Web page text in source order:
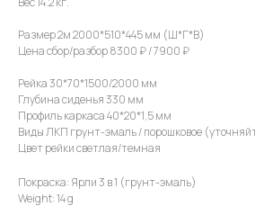
Размер 2м 2000*510*445 мм (Ш*Г*В)
Цена сбор/разбор 8300 ₽ / 7900 ₽
Рейка 30*70*1500/2000 мм
Глубина сиденья 330 мм
Профиль каркаса 40*20*1,5 мм
Виды ЛКП грунт-эмаль / порошковое
Цвет рейки светлая/темная
Покраска: Ярли 3 в 1 (грунт-эмаль)
Weight: 14 g